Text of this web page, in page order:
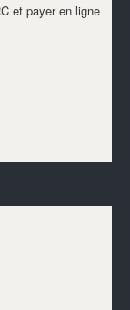
et payer en ligne